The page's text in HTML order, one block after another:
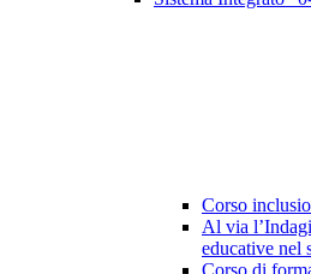
Corso
Al via
educative nel